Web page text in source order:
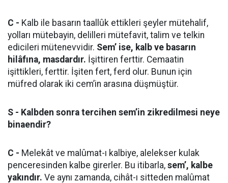
C - Kalb ile basarın taallûk ettikleri şeyler mütehalif,
yolları mütebayin, delilleri mütefavit, talim ve telkin
edicileri mütenevvidir. Sem’ ise, kalb ve basarın
hilâfına, masdardır. İşittiren ferttir. Cemaatin
işittikleri, ferttir. İşiten fert, ferd olur. Bunun için
müfred olarak iki cem’in arasına düşmüştür.
S - Kalbden sonra tercihen sem’in zikredilmesi neye
binaendir?
C - Melekât ve malûmat-ı kalbiye, alelekser kulak
penceresinden kalbe girerler. Bu itibarla, sem’, kalbe
yakındır. Ve aynı zamanda, cihât-ı sitteden malûmat